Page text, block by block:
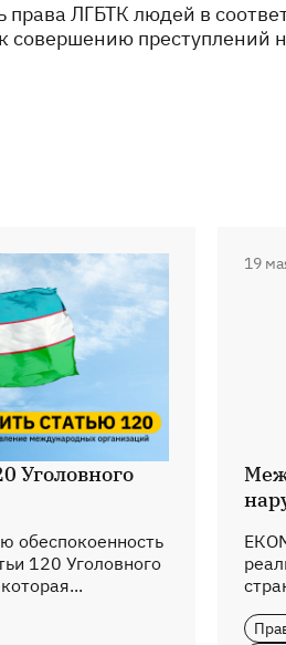
ЛГБТК людей в
преступлений
Уголовного
обеспокоенность
120 Уголовного
19